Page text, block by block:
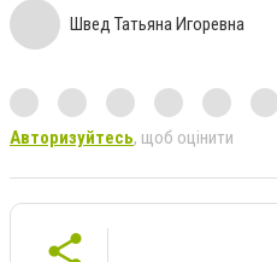
Швед Татьяна Игоревна
Авторизуйтесь, щоб оцінити